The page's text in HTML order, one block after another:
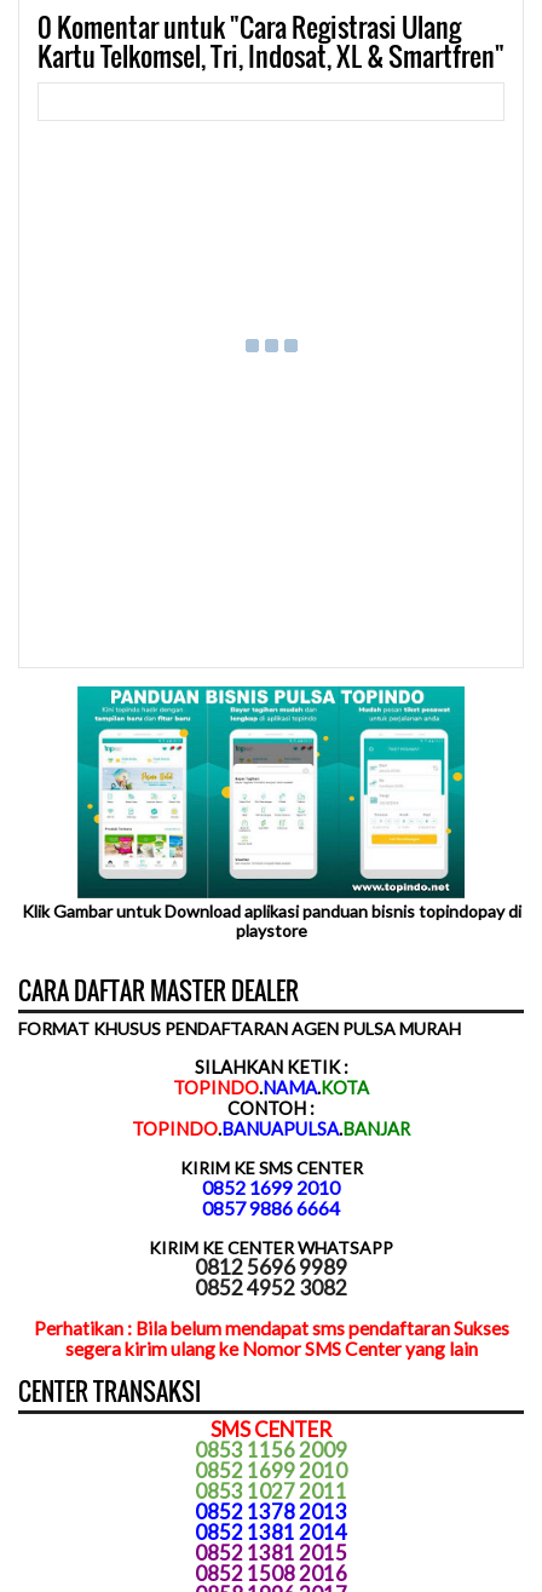
0Komentar untuk "Cara Registrasi Ulang
Kartu Telkomsel, Tri, Indosat, XL & Smartfren"
Klik Gambar untuk Download aplikasi panduan bisnis topindopay di
playstore
CARA DAFTAR MASTER DEALER
FORMAT KHUSUS PENDAFTARAN AGEN PULSA MURAH
SILAHKAN KETIK :
TOPINDO.NAMA.KOTA
CONTOH :
TOPINDO.BANUAPULSA.BANJAR
KIRIM KE SMS CENTER
0852 1699 2010
0857 9886 6664
KIRIM KE CENTER WHATSAPP
0812 5696 9989
0852 4952 3082
Perhatikan : Bila belum mendapat sms pendaftaran Sukses
segera kirim ulang ke Nomor SMS Center yang lain
CENTER TRANSAKSI
SMS CENTER
0853 1156 2009
0852 1699 2010
0853 1027 2011
0852 1378 2013
0852 1381 2014
0852 1381 2015
0852 1508 2016